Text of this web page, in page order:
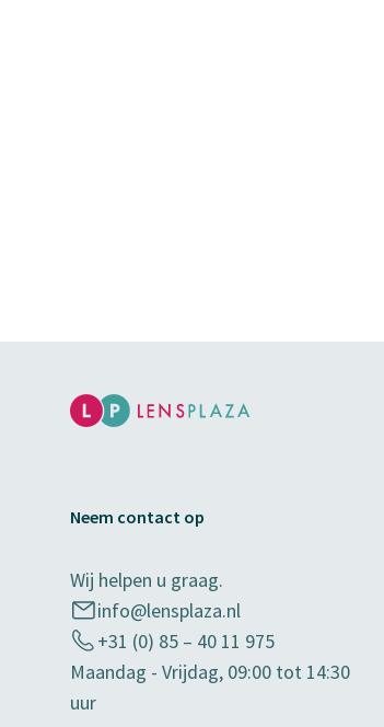
Neem contact op
Wij helpen u graag.
info@lensplaza.nl
+31 (0) 85 – 40 11 975
Maandag - Vrijdag, 09:00 tot 14:30
uur